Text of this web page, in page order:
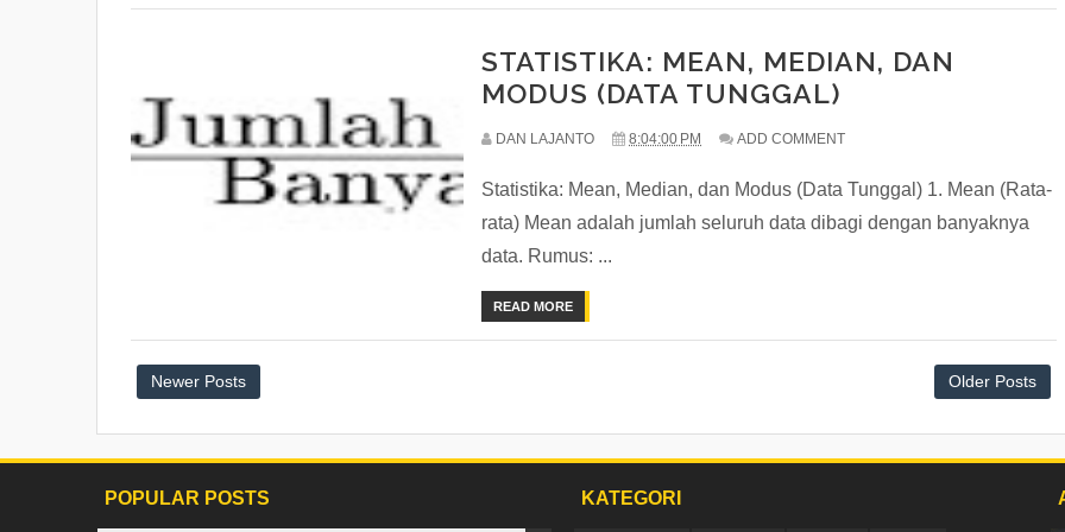
STATISTIKA: MEAN, MEDIAN, DAN
MODUS (DATA TUNGGAL)
DAN LAJANTO 8:04:00 PM ADD COMMENT
Statistika: Mean, Median, dan Modus (Data Tunggal) 1. Mean (Rata-
rata) Mean adalah jumlah seluruh data dibagi dengan banyaknya
data. Rumus: ...
READ MORE
Newer Posts Older Posts
POPULAR POSTS KATEGORI